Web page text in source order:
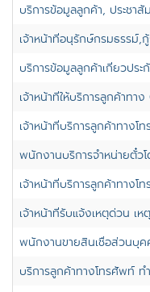
บริการข้อมูลลูกค้า, ประช
เจ้าหน้าที่อนุรักษ์กรมธรรม์
บริการข้อมูลลูกค้าเกี่ยวปร
เจ้าหน้าที่ให้บริการลูกค้าท
เจ้าหน้าที่บริการลูกค้าทาง
พนักงานบริการจำหน่ายตั๋
เจ้าหน้าที่บริการลูกค้าทา
เจ้าหน้าที่รับแจ้งเหตุด่วน เ
พนักงานขายสินเชื่อส่วนบุ
บริการลูกค้าทางโทรศัพท์